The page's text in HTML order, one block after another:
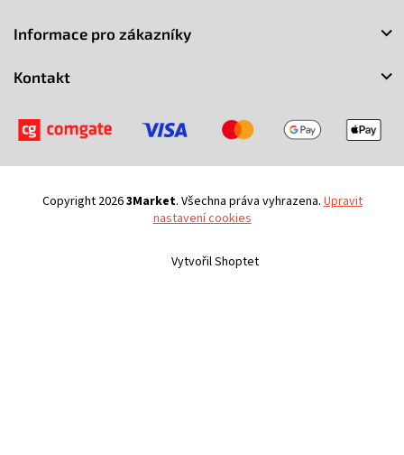
Informace pro zákazníky
Kontakt
Vytvořil Shoptet
Copyright 20263Market. Všechna práva vyhrazena.Upravit
nastavení cookies